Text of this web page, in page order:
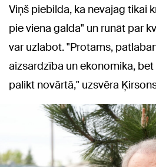
Viņš piebilda, ka nevajag tikai
pie viena galda" un runāt par
var uzlabot. "Protams,
aizsardzība un ekonomika,
palikt novārtā," uzsvēra